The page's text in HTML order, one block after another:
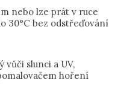
nebo lze prát v ruce
30°C bez odstřeďování
vůči slunci a UV,
hoření